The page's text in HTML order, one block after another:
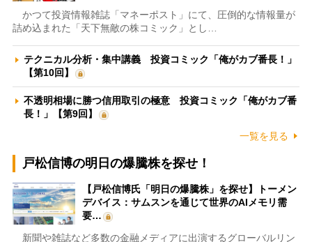
かつて投資情報雑誌「マネーポスト」にて、圧倒的な情報量が
詰め込まれた「天下無敵の株コミック」とし…
テクニカル分析・集中講義 投資コミック「俺がカブ番長！」
【第10回】
不透明相場に勝つ信用取引の極意 投資コミック「俺がカブ番
長！」【第9回】
一覧を見る
戸松信博の明日の爆騰株を探せ！
【戸松信博氏「明日の爆騰株」を探せ】トーメン
デバイス：サムスンを通じて世界のAIメモリ需
要…
新聞や雑誌など多数の金融メディアに出演するグローバルリン